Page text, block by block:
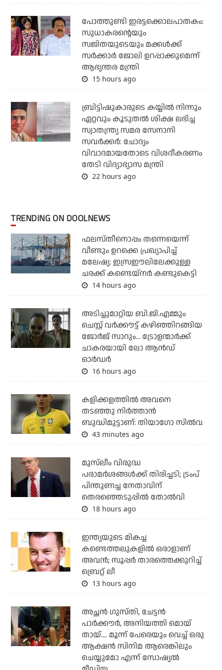
പോത്തുണ്ടി ഇരട്ടക്കൊലപാതകം:
സുധാകരന്റെയും
സജിതയുടെയും മക്കള്‍ക്ക്
സര്‍ക്കാര്‍ ജോലി ഉറപ്പാക്കുമെന്ന്
ആഭ്യന്തര മന്ത്രി
15 hours ago
ബ്രിട്ടിഷുകാരുടെ കയ്യില്‍ നിന്നും
ഏറ്റവും കൂടുതല്‍ ശിക്ഷ ലഭിച്ച
സ്വാതന്ത്ര്യ സമര സേനാനി
സവര്‍ക്കര്‍: ചോദ്യം
വിവാദമായതോടെ വിശദീകരണം
തേടി വിദ്യാഭ്യാസ മന്ത്രി
22 hours ago
TRENDING ON DOOLNEWS
ഫലസ്തീനൊപ്പം തന്നെയെന്ന്
വീണ്ടും ഉറക്കെ പ്രഖ്യാപിച്ച്
മലേഷ്യ: ഇസ്രഈലിലേക്കുള്ള
ചരക്ക് കണ്ടെയ്‌നര്‍ കണ്ടുകെട്ടി
14 hours ago
അടിച്ചുമാറ്റിയ ബി.ജി.എമ്മും
ചെസ്റ്റ് വര്‍ക്കൗട്ട് കഴിഞ്ഞിറങ്ങിയ
ജോര്‍ജ് സാറും... ട്രോളന്മാര്‍ക്ക്
ചാകരയായി ലോ ആന്‍ഡ്
ഓര്‍ഡര്‍
16 hours ago
കളിക്കളത്തില്‍ അവനെ
തടഞ്ഞു നിര്‍ത്താന്‍
ബുദ്ധിമുട്ടാണ്: തിയാഗോ സില്‍വ
43 minutes ago
മുസ്‌ലീം വിരുദ്ധ
പരാമര്‍ശങ്ങള്‍ക്ക് തിരിച്ചടി; ട്രംപ്
പിന്തുണച്ച നേതാവിന്
തെരഞ്ഞെടുപ്പില്‍ തോല്‍വി
18 hours ago
ഇന്ത്യയുടെ മികച്ച
കണ്ടെത്തലുകളില്‍ ഒരാളാണ്
അവന്‍; സൂപ്പര്‍ താരത്തെക്കുറിച്ച്
ബ്രെറ്റ് ലീ
13 hours ago
അച്ഛന്‍ ഗുസ്തി, ചേട്ടന്‍
പാര്‍ക്കൗര്‍, അനിയത്തി മൊയ്
തായ്.... മൂന്ന് പേരെയും വെച്ച് ഒരു
ആക്ഷന്‍ സിനിമ ആരെങ്കിലും
ചെയ്യുമോ എന്ന് സോഷ്യല്‍